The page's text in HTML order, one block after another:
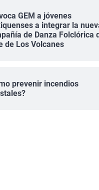
GEM a jóvenes
a integrar la
de Danza Folclórica
de Los Volcanes
prevenir incendios